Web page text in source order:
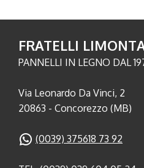
FRATELLI
PANNELLI IN LEGNO DAL
Via Leonardo Da Vinci, 2
20863 - Concorezzo (MB)
(0039) 375618 73 92